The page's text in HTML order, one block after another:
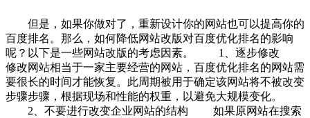
但是，如果你做对了，重新设计你的网站也可以提高你的
百度排名。那么，如何降低网站改版对百度优化排名的影响
呢？以下是一些网站改版的考虑因素。 1、逐步修改
修改网站相当于一家主要经营的网站，百度优化排名的网站需
要很长的时间才能恢复。此周期被用于确定该网站将不被改变
步骤步骤，根据现场和性能的权重，以避免大规模变化。
2、不要进行改变企业网站的结构 如果原网站在搜索